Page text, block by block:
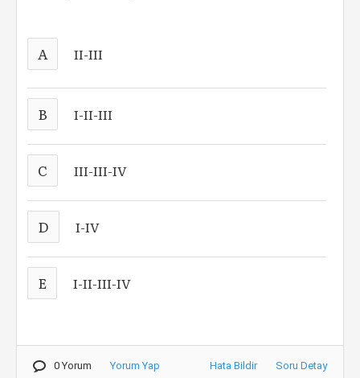
A II-III
B I-II-III
C III-III-IV
D I-IV
E I-II-III-IV
0 Yorum Yorum Yap Hata Bildir Soru Detay